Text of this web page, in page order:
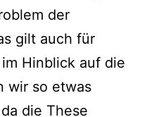
der
gilt auch für
Hinblick auf die
wir so etwas
die These